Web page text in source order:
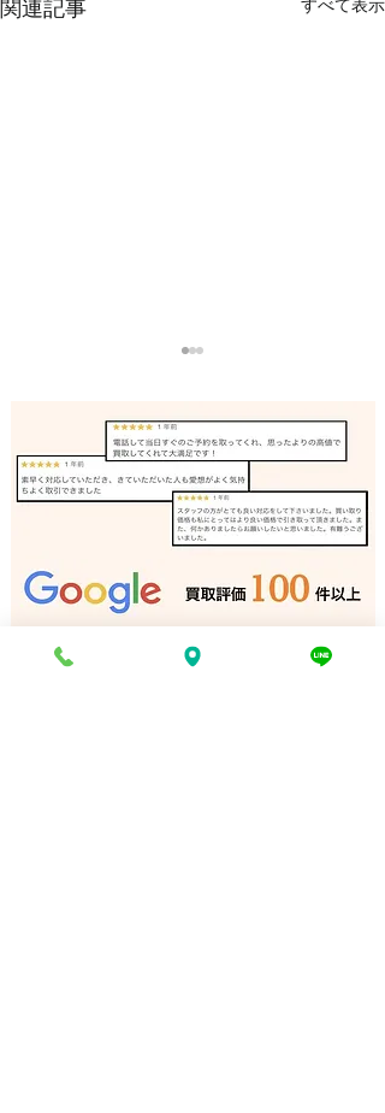
関連記事 すべて表示
ペンダントライト 買取 加
古川｜姫路の買取専門店